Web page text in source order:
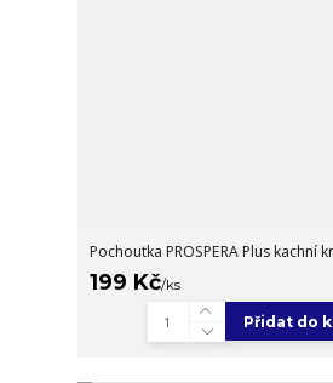
Pochoutka PROSPERA Plus kachní
199 Kč/ks
Přidat do